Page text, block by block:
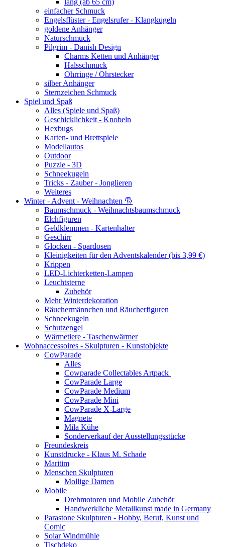
lang (ab 65 cm)
einfacher Schmuck
Engelsflüster - Engelsrufer - Klangkugeln
goldene Anhänger
Naturschmuck
Pilgrim - Danish Design
Charms Ketten und Anhänger
Halsschmuck
Ohrringe / Ohrstecker
silber Anhänger
Sternzeichen Schmuck
Spiel und Spaß
Alles (Spiele und Spaß)
Geschicklichkeit - Knobeln
Hexbugs
Karten- und Brettspiele
Modellautos
Outdoor
Puzzle - 3D
Schneekugeln
Tricks - Zauber - Jonglieren
Weiteres
Winter - Advent - Weihnachten 🎅
Baumschmuck - Weihnachtsbaumschmuck
Elchfiguren
Geldklemmen - Kartenhalter
Geschirr
Glocken - Spardosen
Kleinigkeiten für den Adventskalender (bis 3,99 €)
Krippen
LED-Lichterketten-Lampen
Leuchtsterne
Zubehör
Mehr Winterdekoration
Räuchermännchen und Räucherfiguren
Schneekugeln
Schutzengel
Wärmetiere - Taschenwärmer
Wohnaccessoires - Skulpturen - Kunstobjekte
CowParade
Alles
Cowparade Collectables Artpack
CowParade Large
CowParade Medium
CowParade Mini
CowParade X-Large
Magnete
Mila Kühe
Sonderverkauf der Ausstellungsstücke
Freundeskreis
Kunstdrucke - Klaus M. Schade
Maritim
Menschen Skulpturen
Mollige Damen
Mobile
Drehmotoren und Mobile Zubehör
Handwerkliche Metallkunst made in Germany
Parastone Skulpturen - Hobby, Beruf, Kunst und
Comic
Solar Windmühle
Tischdeko